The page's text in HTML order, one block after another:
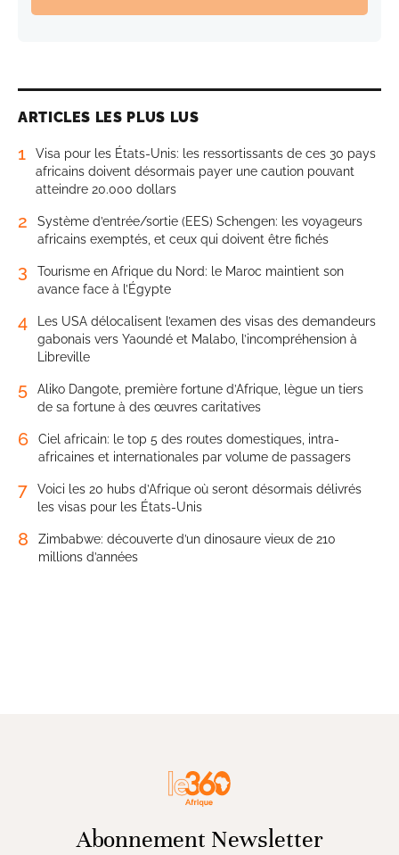
ARTICLES LES PLUS LUS
1
Visa pour les États-Unis: les ressortissants de ces 30 pays
africains doivent désormais payer une caution pouvant
atteindre 20.000 dollars
2
Système d’entrée/sortie (EES) Schengen: les voyageurs
africains exemptés, et ceux qui doivent être fichés
3
Tourisme en Afrique du Nord: le Maroc maintient son
avance face à l’Égypte
4
Les USA délocalisent l’examen des visas des demandeurs
gabonais vers Yaoundé et Malabo, l’incompréhension à
Libreville
5
Aliko Dangote, première fortune d’Afrique, lègue un tiers
de sa fortune à des œuvres caritatives
6
Ciel africain: le top 5 des routes domestiques, intra-
africaines et internationales par volume de passagers
7
Voici les 20 hubs d’Afrique où seront désormais délivrés
les visas pour les États-Unis
8
Zimbabwe: découverte d’un dinosaure vieux de 210
millions d’années
Abonnement Newsletter